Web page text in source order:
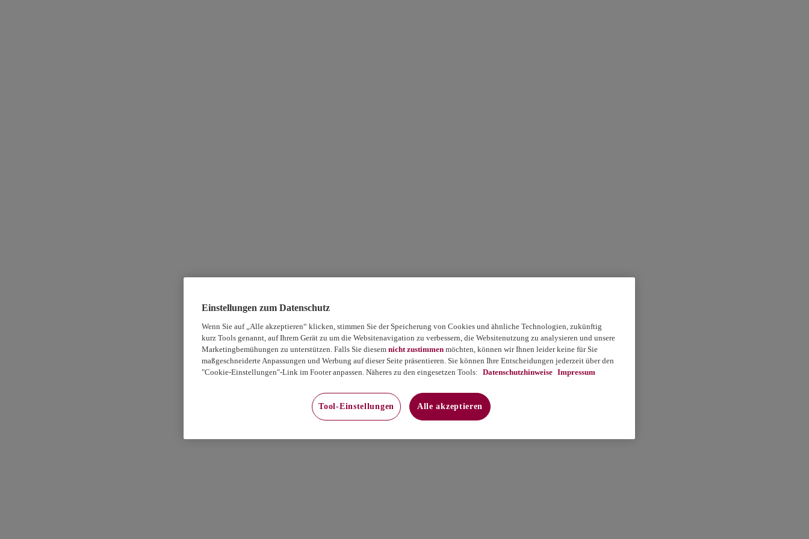
Einstellungen zum Datenschutz
Wenn Sie auf „Alle akzeptieren“ klicken, stimmen Sie der Speicherung von Cookies und ähnliche Technologien, zukünftig
kurz Tools genannt, auf Ihrem Gerät zu um die Websitenavigation zu verbessern, die Websitenutzung zu analysieren und unsere
Marketingbemühungen zu unterstützen. Falls Sie diesem nicht zustimmen möchten, können wir Ihnen leider keine für Sie
maßgeschneiderte Anpassungen und Werbung auf dieser Seite präsentieren. Sie können Ihre Entscheidungen jederzeit über den
"Cookie-Einstellungen"-Link im Footer anpassen. Näheres zu den eingesetzen Tools: Datenschutzhinweise Impressum
Tool-Einstellungen Alle akzeptieren